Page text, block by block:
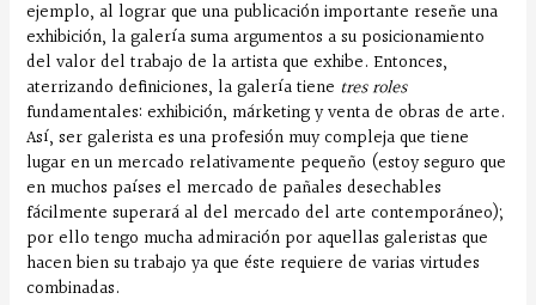
ejemplo, al lograr que una publicación importante reseñe una
exhibición, la galería suma argumentos a su posicionamiento
del valor del trabajo de la artista que exhibe. Entonces,
aterrizando definiciones, la galería tiene tres roles
fundamentales: exhibición, márketing y venta de obras de arte.
Así, ser galerista es una profesión muy compleja que tiene
lugar en un mercado relativamente pequeño (estoy seguro que
en muchos países el mercado de pañales desechables
fácilmente superará al del mercado del arte contemporáneo);
por ello tengo mucha admiración por aquellas galeristas que
hacen bien su trabajo ya que éste requiere de varias virtudes
combinadas.